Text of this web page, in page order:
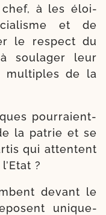
chef, à les éloi­
et de
le res­pect du
sou­la­ger leur
mul­tiples de la
pourraient-​
la patrie et se
qui attentent
?
devant le
uni­que­